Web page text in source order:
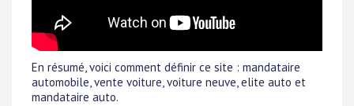
En résumé, voici comment définir ce site : mandataire
automobile, vente voiture, voiture neuve, elite auto et
mandataire auto.